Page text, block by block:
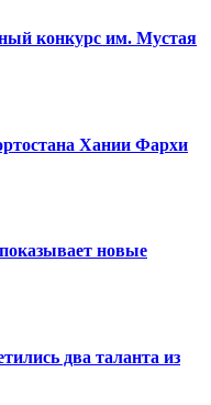
конкурс им. Мустая
Хании Фархи
новые
два таланта из